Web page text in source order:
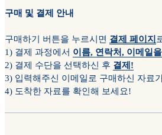
구매 및 결제 안내
구매하기 버튼을 누르시면 결제 페이지
1) 결제 과정에서 이름, 연락처, 이메일
2) 결제 수단을 선택하신 후 결제!
3) 입력해주신 이메일로 구매하신 자료
4) 도착한 자료를 확인해 보세요!